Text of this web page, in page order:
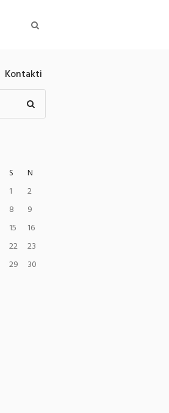
Kontakti
S
N
1
2
8
9
15
16
22
23
29
30